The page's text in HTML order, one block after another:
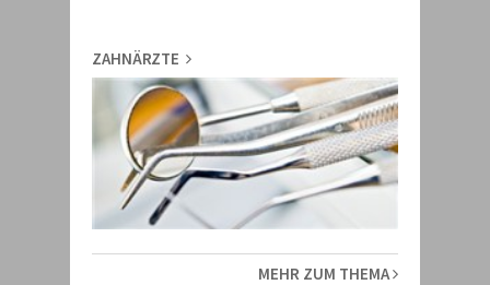
ZAHNÄRZTE
MEHR ZUM THEMA